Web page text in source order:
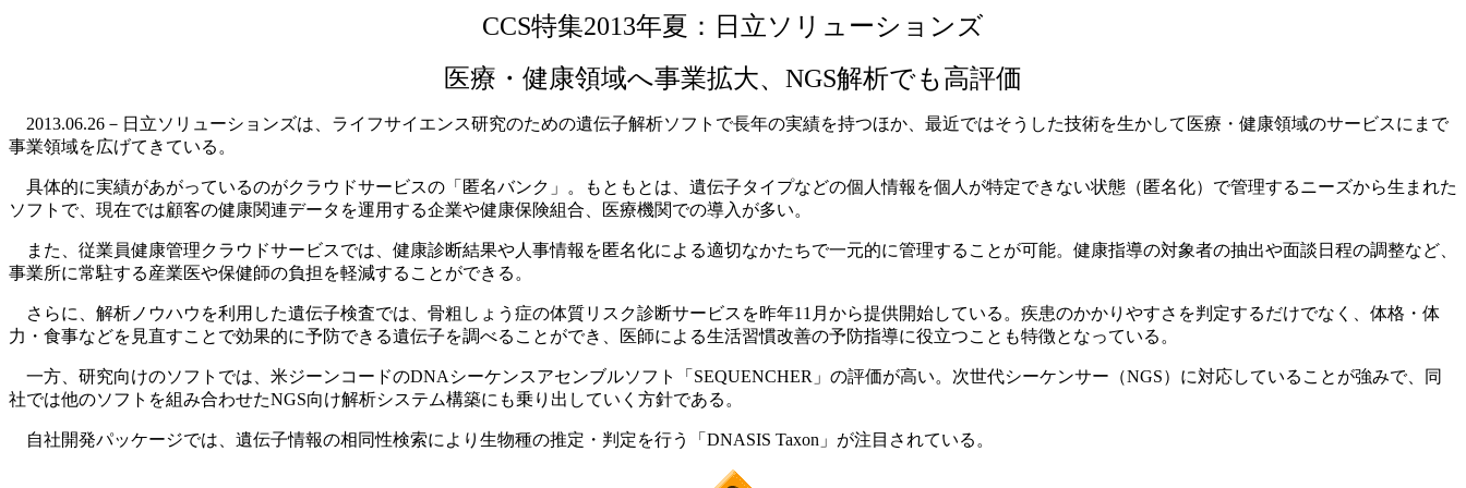
CCS特集2013年夏：日立ソリューションズ
医療・健康領域へ事業拡大、NGS解析でも高評価
2013.06.26－日立ソリューションズは、ライフサイエンス研究のための遺伝子解析ソフトで長年の実績を持つほか、最近ではそうした技術を生かして医療・健康領域のサービスにまで
事業領域を広げてきている。
具体的に実績があがっているのがクラウドサービスの「匿名バンク」。もともとは、遺伝子タイプなどの個人情報を個人が特定できない状態（匿名化）で管理するニーズから生まれた
ソフトで、現在では顧客の健康関連データを運用する企業や健康保険組合、医療機関での導入が多い。
また、従業員健康管理クラウドサービスでは、健康診断結果や人事情報を匿名化による適切なかたちで一元的に管理することが可能。健康指導の対象者の抽出や面談日程の調整など、
事業所に常駐する産業医や保健師の負担を軽減することができる。
さらに、解析ノウハウを利用した遺伝子検査では、骨粗しょう症の体質リスク診断サービスを昨年11月から提供開始している。疾患のかかりやすさを判定するだけでなく、体格・体
力・食事などを見直すことで効果的に予防できる遺伝子を調べることができ、医師による生活習慣改善の予防指導に役立つことも特徴となっている。
一方、研究向けのソフトでは、米ジーンコードのDNAシーケンスアセンブルソフト「SEQUENCHER」の評価が高い。次世代シーケンサー（NGS）に対応していることが強みで、同
社では他のソフトを組み合わせたNGS向け解析システム構築にも乗り出していく方針である。
自社開発パッケージでは、遺伝子情報の相同性検索により生物種の推定・判定を行う「DNASIS Taxon」が注目されている。